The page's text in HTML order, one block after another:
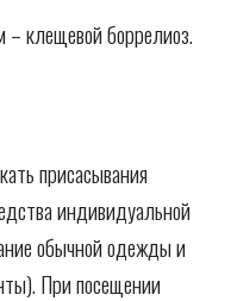
клещевой боррелиоз.
присасывания
индивидуальной
обычной одежды и
При посещении